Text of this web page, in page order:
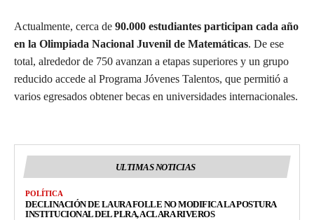
Actualmente, cerca de 90.000 estudiantes participan cada año
en la Olimpiada Nacional Juvenil de Matemáticas. De ese
total, alrededor de 750 avanzan a etapas superiores y un grupo
reducido accede al Programa Jóvenes Talentos, que permitió a
varios egresados obtener becas en universidades internacionales.
ULTIMAS NOTICIAS
POLÍTICA
DECLINACIÓN DE LAURA FOLLE NO MODIFICA LA POSTURA
INSTITUCIONAL DEL PLRA, ACLARA RIVEROS